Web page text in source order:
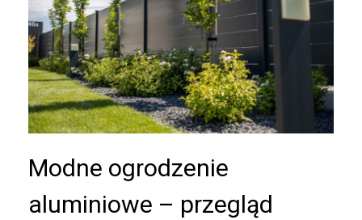
Modne ogrodzenie
aluminiowe – przegląd